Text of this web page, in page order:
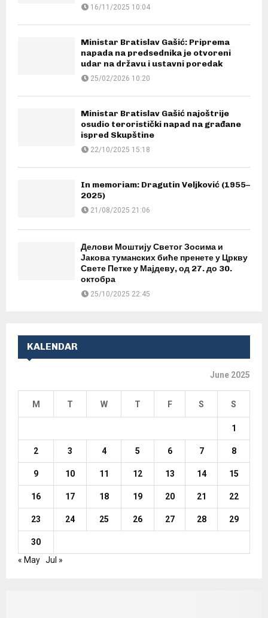
16/11/2025 10:04
Ministar Bratislav Gašić: Priprema
napada na predsednika je otvoreni
udar na državu i ustavni poredak
25/02/2026 10:20
Ministar Bratislav Gašić najoštrije
osudio teroristički napad na građane
ispred Skupštine
22/10/2025 15:18
In memoriam: Dragutin Veljković (1955–
2025)
21/08/2025 21:06
Делови Моштију Светог Зосима и
Јакова туманских биће пренете у Цркву
Свете Петке у Мајдеву, од 27. до 30.
октобра
25/10/2025 22:45
KALENDAR
June 2025
M T W T F S S
1
2 3 4 5 6 7 8
9 10 11 12 13 14 15
16 17 18 19 20 21 22
23 24 25 26 27 28 29
30
« May Jul »